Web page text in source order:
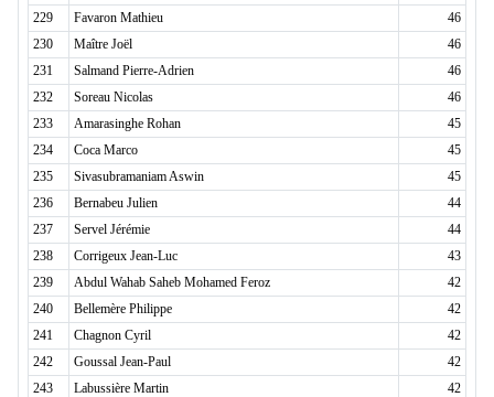
229
Favaron Mathieu
46
230
Maître Joël
46
231
Salmand Pierre-Adrien
46
232
Soreau Nicolas
46
233
Amarasinghe Rohan
45
234
Coca Marco
45
235
Sivasubramaniam Aswin
45
236
Bernabeu Julien
44
237
Servel Jérémie
44
238
Corrigeux Jean-Luc
43
239
Abdul Wahab Saheb Mohamed Feroz
42
240
Bellemère Philippe
42
241
Chagnon Cyril
42
242
Goussal Jean-Paul
42
243
Labussière Martin
42